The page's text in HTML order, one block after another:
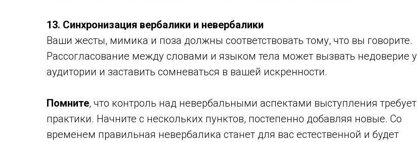
13. Синхронизация вербалики и невербалики
Ваши жесты, мимика и поза должны соответствовать тому, что вы говорите.
Рассогласование между словами и языком тела может вызвать недоверие у
аудитории и заставить сомневаться в вашей искренности.
Помните, что контроль над невербальными аспектами выступления требует
практики. Начните с нескольких пунктов, постепенно добавляя новые. Со
временем правильная невербалика станет для вас естественной и будет